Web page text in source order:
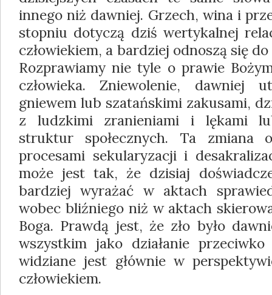
innego niż dawniej. Grzech, wina i
stopniu dotyczą dziś wertykalnej
człowiekiem, a bardziej odnoszą się
Rozprawiamy nie tyle o prawie
człowieka. Zniewolenie, dawniej
gniewem lub szatańskimi zakusami,
z ludzkimi zranieniami i lękami
struktur społecznych. Ta zmiana
procesami sekularyzacji i
może jest tak, że dzisiaj
bardziej wyrażać w aktach
wobec bliźniego niż w aktach
Boga. Prawdą jest, że zło było
wszystkim jako działanie
widziane jest głównie w
człowiekiem.